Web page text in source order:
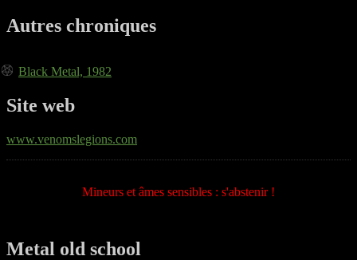
Autres chroniques
Black Metal, 1982
Site web
www.venomslegions.com
Mineurs et âmes sensibles : s'abstenir !
Metal old school